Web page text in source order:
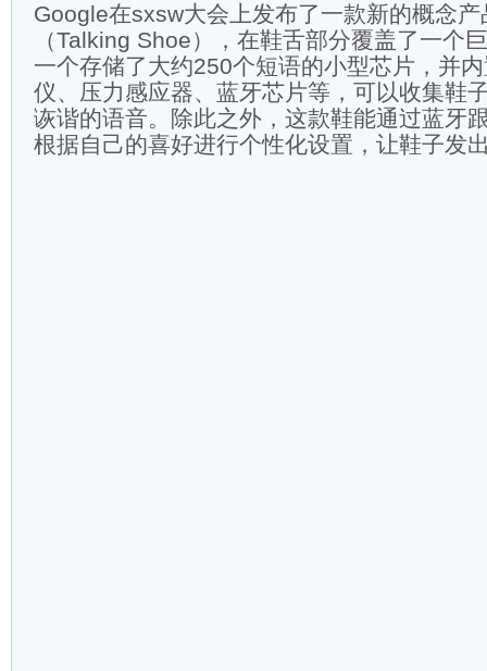
Google在sxsw大会上发布了一款新的概念
（Talking Shoe），在鞋舌部分覆盖了一个
一个存储了大约250个短语的小型芯片，并
仪、压力感应器、蓝牙芯片等，可以收集鞋
诙谐的语音。除此之外，这款鞋能通过蓝牙
根据自己的喜好进行个性化设置，让鞋子发